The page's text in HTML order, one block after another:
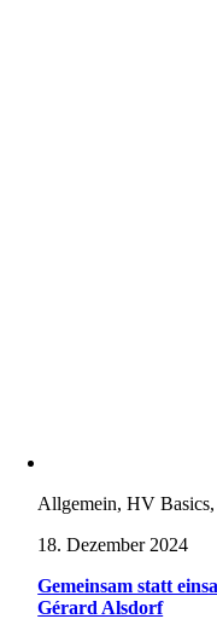
Allgemein, HV
18. Dezember 2024
Gemeinsam statt
Gérard Alsdorf